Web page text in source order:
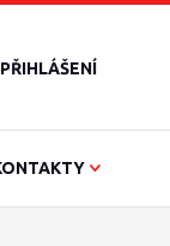
PŘIHLÁŠENÍ